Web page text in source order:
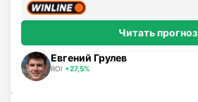
Читать прогноз
Евгений Грулев
ROI +27,5%